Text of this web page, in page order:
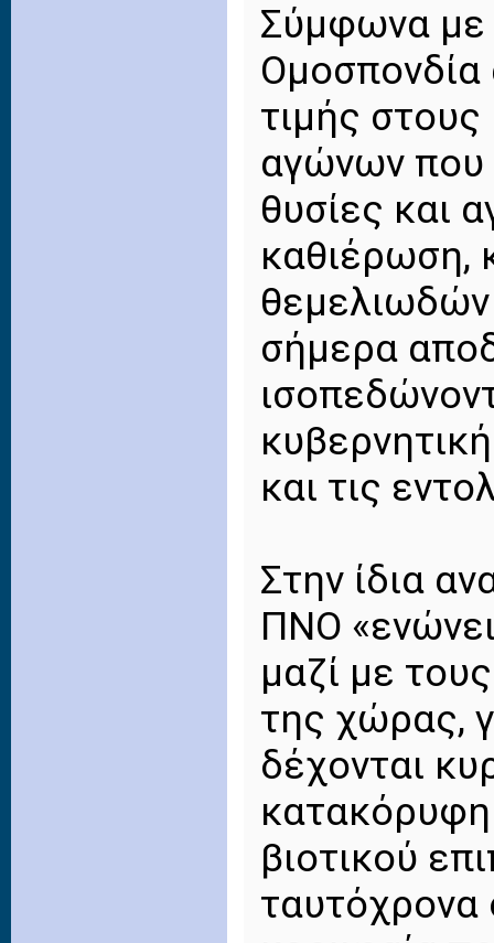
Σύμφωνα με
Ομοσπονδία
τιμής
αγώνων που
θυσίες και
καθιέρωση,
σήμερα
και τις
Στην ίδια
ΠΝΟ
μαζί με
της χώρας,
δέχονται
βιοτικού
ταυτόχρονα